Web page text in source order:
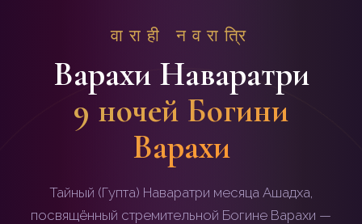
वाराही नवरात्रि
Варахи Наваратри
9 ночей Богини
Варахи
Тайный (Гупта) Наваратри месяца Ашадха,
посвящённый стремительной Богине Варахи —